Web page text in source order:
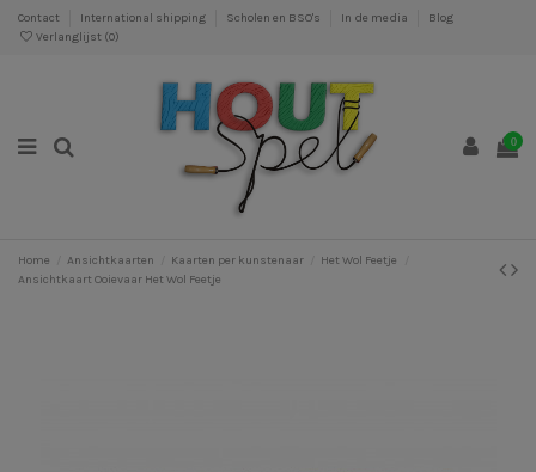
Contact International shipping Scholen en BSO's In de media
Blog
Verlanglijst (0)
0
Home Ansichtkaarten Kaarten per kunstenaar
Het Wol Feetje
Ansichtkaart Ooievaar Het Wol Feetje